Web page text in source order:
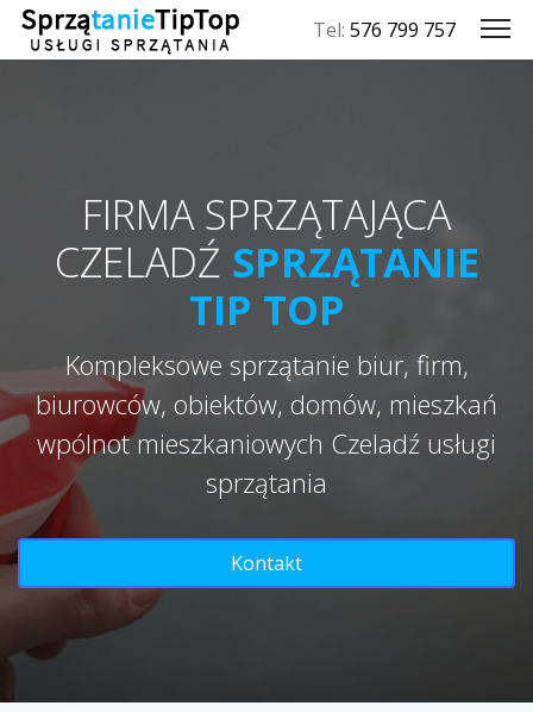
Tel: 576 799 757
FIRMA SPRZĄTAJĄCA
CZELADŹ SPRZĄTANIE
TIP TOP
Kompleksowe sprzątanie biur, firm,
biurowców, obiektów, domów, mieszkań
wpólnot mieszkaniowych Czeladź usługi
sprzątania
Kontakt